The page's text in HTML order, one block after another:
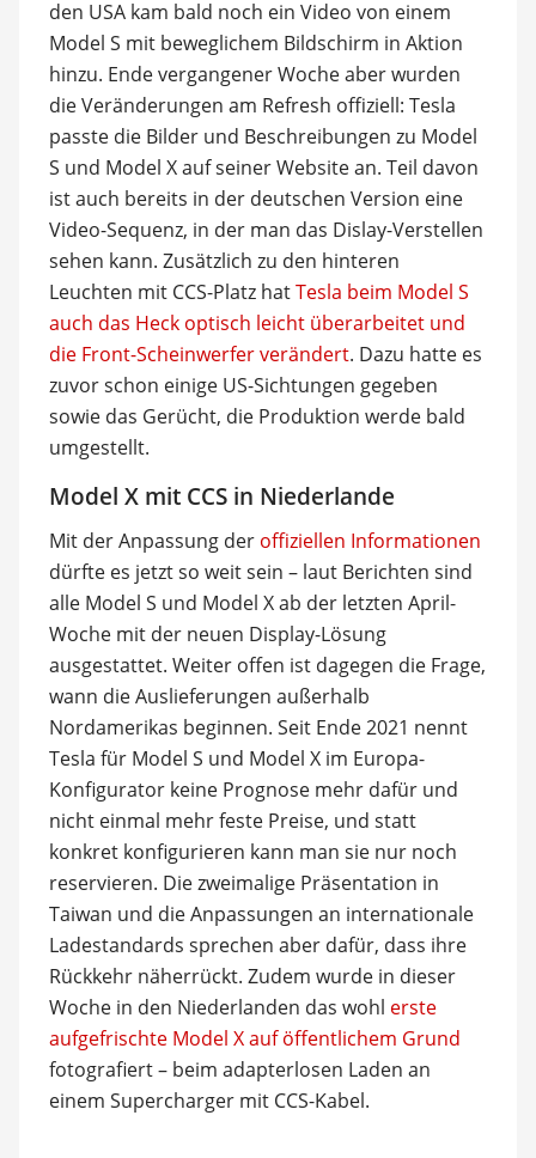
den USA kam bald noch ein Video von einem
Model S mit beweglichem Bildschirm in Aktion
hinzu. Ende vergangener Woche aber wurden
die Veränderungen am Refresh offiziell: Tesla
passte die Bilder und Beschreibungen zu Model
S und Model X auf seiner Website an. Teil davon
ist auch bereits in der deutschen Version eine
Video-Sequenz, in der man das Dislay-Verstellen
sehen kann. Zusätzlich zu den hinteren
Leuchten mit CCS-Platz hatTesla beim Model S
auch das Heck optisch leicht überarbeitet und
die Front-Scheinwerfer verändert. Dazu hatte es
zuvor schon einige US-Sichtungen gegeben
sowie das Gerücht, die Produktion werde bald
umgestellt.
Model X mit CCS in Niederlande
Mit der Anpassung der offiziellen Informationen
dürfte es jetzt so weit sein – laut Berichten sind
alle Model S und Model X ab der letzten April-
Woche mit der neuen Display-Lösung
ausgestattet. Weiter offen ist dagegen die Frage,
wann die Auslieferungen außerhalb
Nordamerikas beginnen. Seit Ende 2021 nennt
Tesla für Model S und Model X im Europa-
Konfigurator keine Prognose mehr dafür und
nicht einmal mehr feste Preise, und statt
konkret konfigurieren kann man sie nur noch
reservieren. Die zweimalige Präsentation in
Taiwan und die Anpassungen an internationale
Ladestandards sprechen aber dafür, dass ihre
Rückkehr näherrückt. Zudem wurde in dieser
Woche in den Niederlanden das wohl erste
aufgefrischte Model X auf öffentlichem Grund
fotografiert – beim adapterlosen Laden an
einem Supercharger mit CCS-Kabel.